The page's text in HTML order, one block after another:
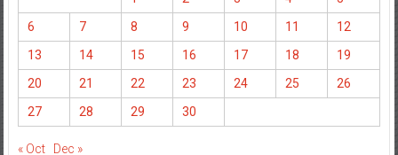
6
7 8 9 10 11
12
13
14 15 16 17 18
19
20
21 22 23 24 25
26
27
28 29 30
« Oct Dec »